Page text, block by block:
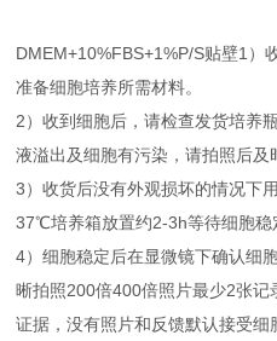
DMEM+10%FBS+1%P/S贴壁1）
准备细胞培养所需材料。
2）收到细胞后，请检查发货培养
液溢出及细胞有污染，请拍照后及
3）收货后没有外观损坏的情况下
37℃培养箱放置约2-3h等待细胞稳
4）细胞稳定后在显微镜下确认细
晰拍照200倍400倍照片最少2张
证据，没有照片和反馈默认接受细